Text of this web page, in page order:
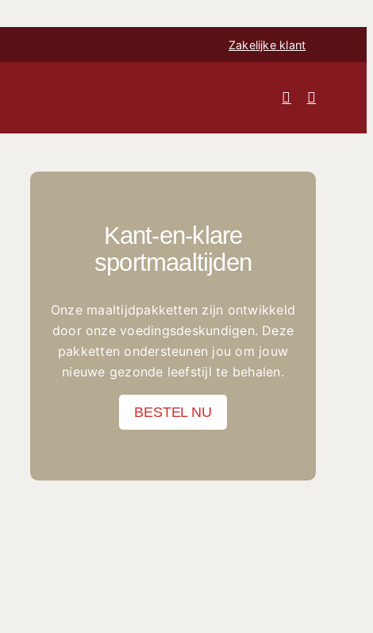
Zakelijke klant
Kant-en-klare
sportmaaltijden
Onze maaltijdpakketten zijn ontwikkeld
door onze voedingsdeskundigen. Deze
pakketten ondersteunen jou om jouw
nieuwe gezonde leefstijl te behalen.
BESTEL NU